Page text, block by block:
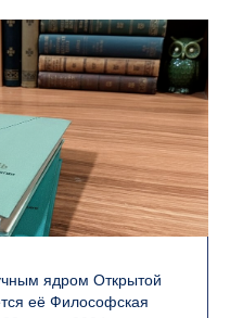
ядром Открытой
её Философская